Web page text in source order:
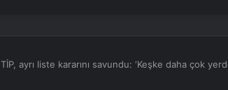
TİP, ayrı liste kararını savundu: ‘Keşke daha çok